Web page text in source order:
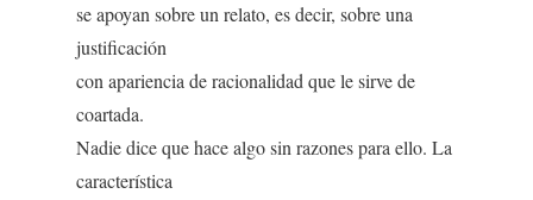
se apoyan sobre un relato, es decir, sobre una
justificación
con apariencia de racionalidad que le sirve de
coartada.
Nadie dice que hace algo sin razones para ello. La
característica